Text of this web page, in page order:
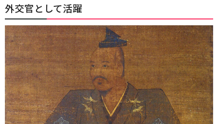
外交官として活躍